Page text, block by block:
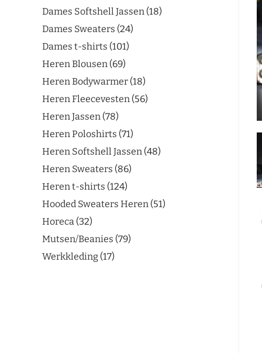
Dames Softshell Jassen 18
Dames Sweaters 24
Dames t-shirts 101
Heren Blousen 69
Heren Bodywarmer 18
Heren Fleecevesten 56
Heren Jassen 78
Heren Poloshirts 71
Heren Softshell Jassen 48
Heren Sweaters 86
Heren t-shirts 124
Hooded Sweaters Heren 51
Horeca 32
Mutsen/Beanies 79
Werkkleding 17